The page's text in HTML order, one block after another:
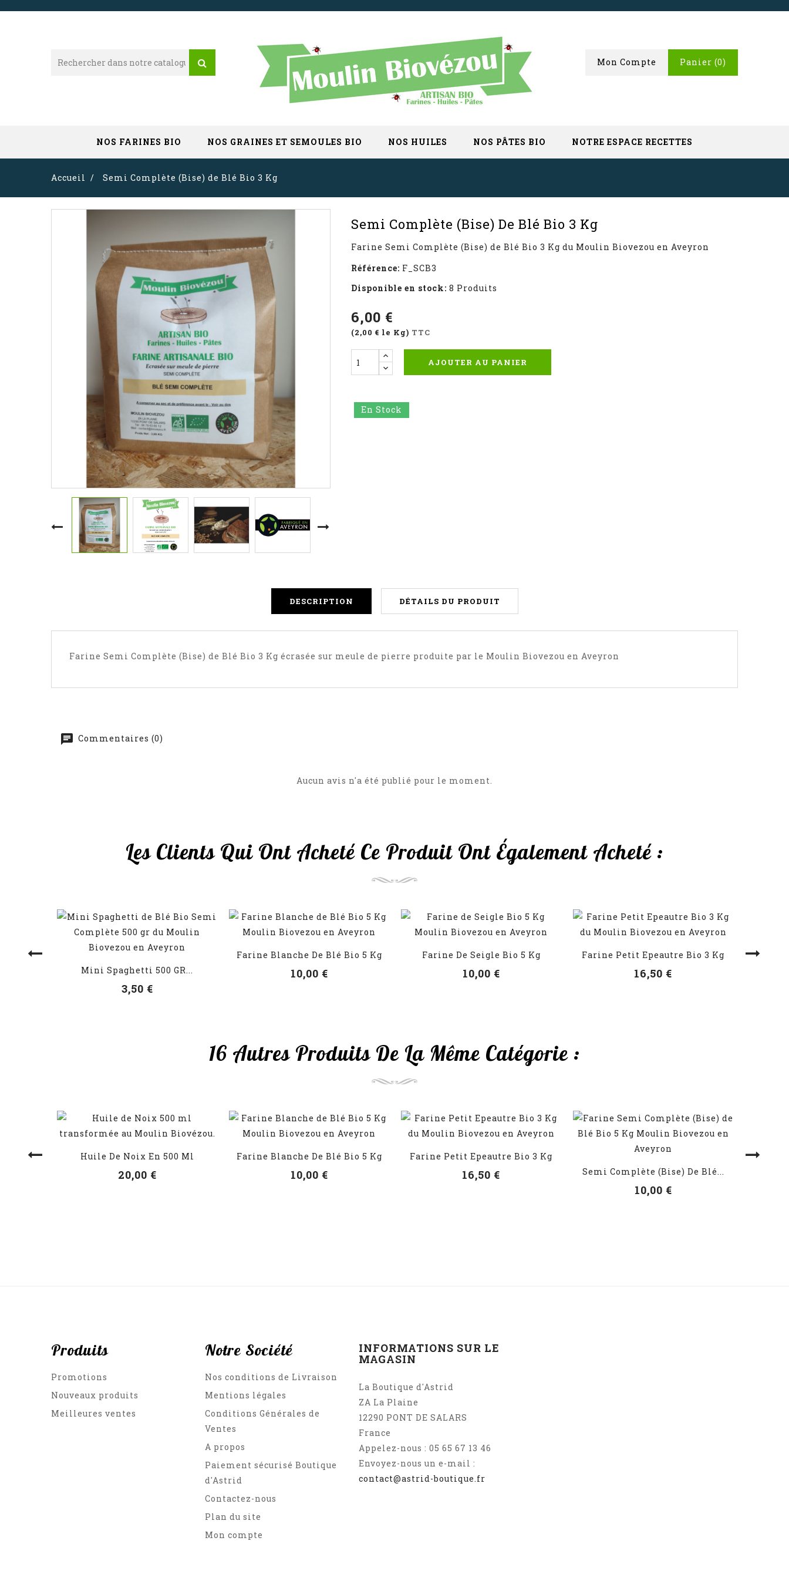
Panier (0)
Mon Compte
NOS FARINES BIO NOS GRAINES ET SEMOULES BIO NOS HUILES NOS PÂTES BIO NOTRE ESPACE RECETTES
Accueil Semi Complète (Bise) de Blé Bio 3 Kg
Semi Complète (Bise) De Blé Bio 3 Kg
Farine Semi Complète (Bise) de Blé Bio 3 Kg du Moulin Biovezou en Aveyron
Référence: F_SCB3
Disponible en stock: 8 Produits
6,00 €
(2,00 € le Kg) TTC
AJOUTER AU PANIER
En Stock
DESCRIPTION DÉTAILS DU PRODUIT
Farine Semi Complète (Bise) de Blé Bio 3 Kg écrasée sur meule de pierre produite par le Moulin Biovezou en Aveyron
Commentaires (0)
Aucun avis n'a été publié pour le moment.
Les Clients Qui Ont Acheté Ce Produit Ont Également Acheté :
Mini Spaghetti 500 GR...
3,50 €
VOIR LES DÉTAILS
Farine Blanche De Blé Bio 5 Kg
10,00 €
VOIR LES DÉTAILS
Farine De Seigle Bio 5 Kg
10,00 €
VOIR LES DÉTAILS
Farine Petit Epeautre Bio 3 Kg
16,50 €
16 Autres Produits De La Même Catégorie :
VOIR LES DÉTAILS
Huile De Noix En 500 Ml
20,00 €
VOIR LES DÉTAILS
Farine Blanche De Blé Bio 5 Kg
10,00 €
VOIR LES DÉTAILS
Farine Petit Epeautre Bio 3 Kg
16,50 € Semi Complète (Bise) De Blé...
10,00 €
Produits
Promotions
Nouveaux produits
Meilleures ventes
Notre Société
Nos conditions de Livraison
Mentions légales
Conditions Générales de
Ventes
A propos
Paiement sécurisé Boutique
d'Astrid
Contactez-nous
Plan du site
Mon compte
INFORMATIONS SUR LE
MAGASIN
La Boutique d'Astrid
ZA La Plaine
12290 PONT DE SALARS
France
Appelez-nous : 05 65 67 13 46
Envoyez-nous un e-mail :
contact@astrid-boutique.fr